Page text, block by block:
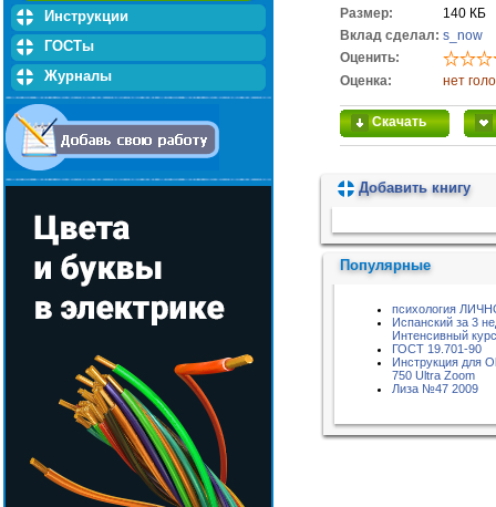
Инструкции
ГОСТы
Журналы
Размер:
140 КБ
Вклад сделал: s_now
Оценить:
Оценка:
нет
Скачать
Добавить книгу
Популярные
психология
Испанский за 3
Интенсивный
ГОСТ 19.701-90
Инструкция для
750 Ultra Zoom
Лиза №47 2009